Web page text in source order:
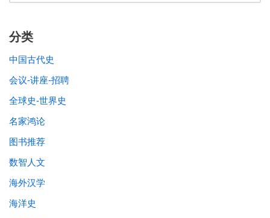
分类
中国古代史
会议-讲座-招聘
全球史-世界史
名家鸿论
图书推荐
数智人文
海外汉学
海洋史